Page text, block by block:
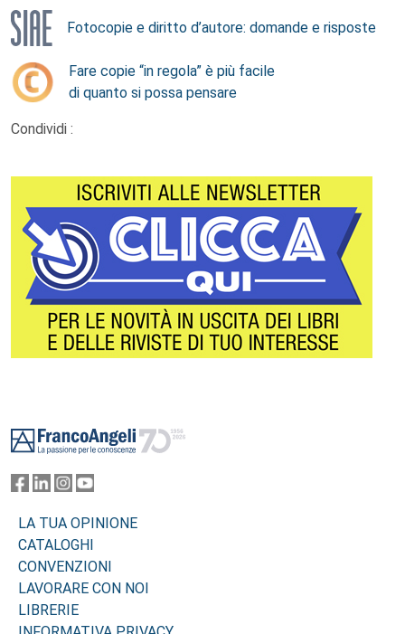
Fotocopie e diritto d’autore: domande e risposte
Fare copie “in regola” è più facile
di quanto si possa pensare
Condividi :
LA TUA OPINIONE
CATALOGHI
CONVENZIONI
LAVORARE CON NOI
LIBRERIE